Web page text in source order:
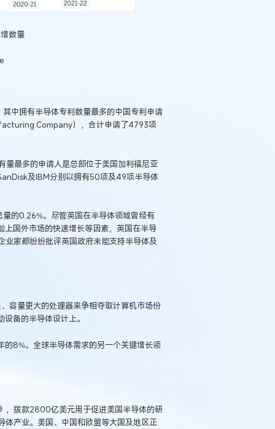
数量
中拥有半导体专利数量最多的中国专利申请
Company），合计申请了4793项
最多的申请人是总部位于美国加利福尼亚
及IBM分别以拥有50项及49项半导体
的0.26%。尽管英国在半导体领域曾经有
国外市场的快速增长等因素，英国在半导
家都纷纷批评英国政府未能支持半导体及
容量更大的处理器来争相夺取计算机市场份
备的半导体设计上。
8%。全球半导体需求的另一个关键增长领
，拨款2800亿美元用于促进美国半导体的研
体产业。美国、中国和欧盟等大国及地区正